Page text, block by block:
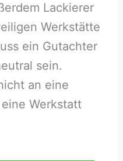
Lackierer
Werkstätte
ein Gutachter
sein.
an eine
Werkstatt